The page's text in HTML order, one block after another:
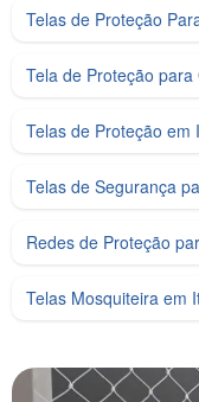
Telas de Proteção
Tela de Proteção
Telas de Proteção em
Telas de Segurança
Redes de Proteção
Telas Mosquiteira em